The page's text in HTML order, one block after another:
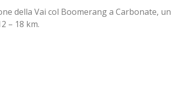
della Vai col Boomerang a Carbonate, un
– 18 km.